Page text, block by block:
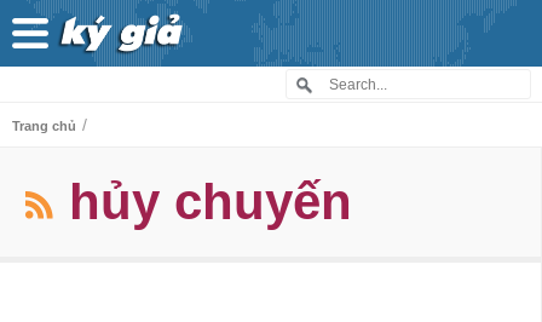
Trang chủ /
hủy chuyến